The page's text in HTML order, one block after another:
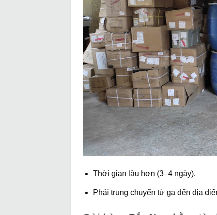
Thời gian lâu hơn (3–4 ngày).
Phải trung chuyển từ ga đến địa